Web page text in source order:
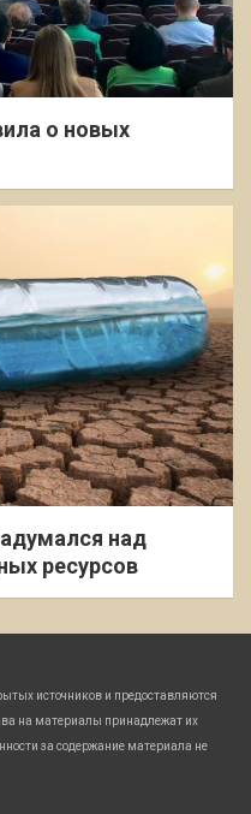
о новых
над
ресурсов
источников и предоставляются
на материалы принадлежат их
за содержание материала не